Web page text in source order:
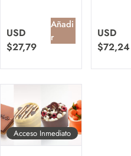
USD
$27,79
Añadi
r
USD
$72,24
Acceso Inmediato